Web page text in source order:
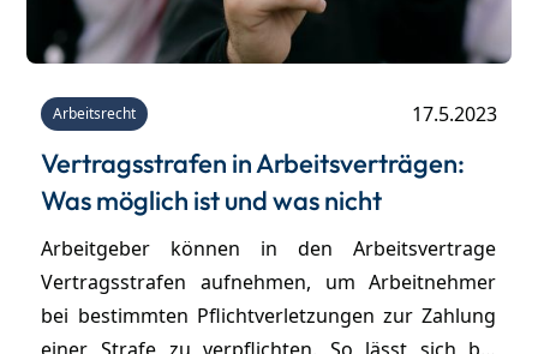
Arbeitsrecht 17.5.2023
Vertragsstrafen in Arbeitsverträgen:
Was möglich ist und was nicht
Arbeitgeber können in den Arbeitsvertrage
Vertragsstrafen aufnehmen, um Arbeitnehmer
bei bestimmten Pflichtverletzungen zur Zahlung